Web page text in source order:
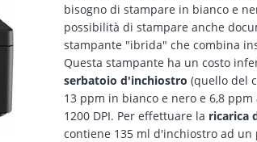
bisogno di stampare in bianco e
possibilità di stampare anche
stampante "ibrida" che combina
Questa stampante ha un costo
serbatoio d'inchiostro (quello del
13 ppm in bianco e nero e 6,8
1200 DPI. Per effettuare la ricarica
contiene 135 ml d'inchiostro ad un